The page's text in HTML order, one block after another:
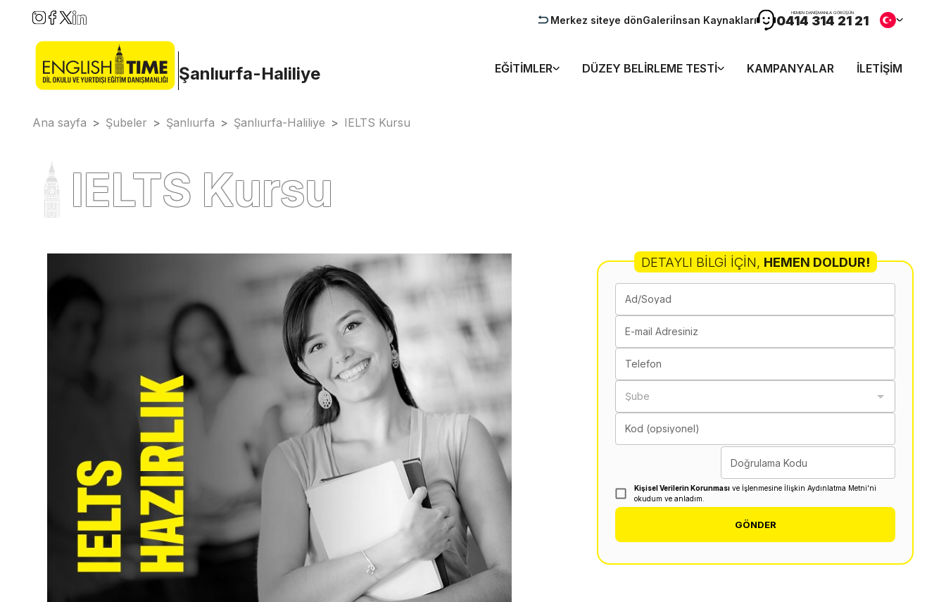
Merkez siteye dönGaleriİnsan Kaynakları
HEMEN DANIŞMANLA GÖRÜŞÜN
0414 314 21 21
Şanlıurfa-Haliliye EĞITIMLER DÜZEY BELIRLEME TESTI KAMPANYALAR İLETIŞIM
Ana sayfa > Şubeler > Şanlıurfa > Şanlıurfa-Haliliye > IELTS Kursu
IELTS Kursu
DETAYLI BILGI İÇIN, HEMEN DOLDUR!
Ad/Soyad
E-mail Adresiniz
Telefon
Şube
Kod (opsiyonel)
Doğrulama Kodu
Kişisel Verilerin Korunması ve İşlenmesine İlişkin Aydınlatma Metni'ni
okudum ve anladım.
GÖNDER